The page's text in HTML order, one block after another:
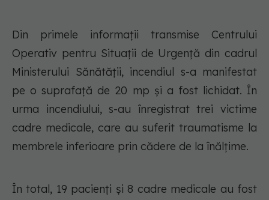
Din primele informații transmise Centrului
Operativ pentru Situații de Urgență din cadrul
Ministerului Sănătății, incendiul s-a manifestat
pe o suprafață de 20 mp și a fost lichidat. În
urma incendiului, s-au înregistrat trei victime
cadre medicale, care au suferit traumatisme la
membrele inferioare prin cădere de la înălțime.
În total, 19 pacienți și 8 cadre medicale au fost